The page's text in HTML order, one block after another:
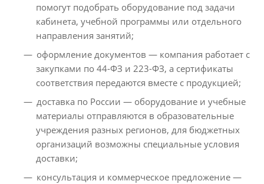
помогут подобрать оборудование под задачи
кабинета, учебной программы или отдельного
направления занятий;
оформление документов — компания работает с
закупками по 44-ФЗ и 223-ФЗ, а сертификаты
соответствия передаются вместе с продукцией;
доставка по России — оборудование и учебные
материалы отправляются в образовательные
учреждения разных регионов, для бюджетных
организаций возможны специальные условия
доставки;
консультация и коммерческое предложение —